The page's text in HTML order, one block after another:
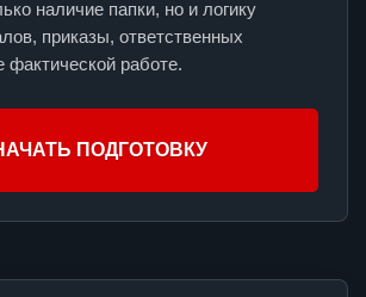
наличие папки, но и логику
приказы, ответственных
фактической работе.
ПОДГОТОВКУ